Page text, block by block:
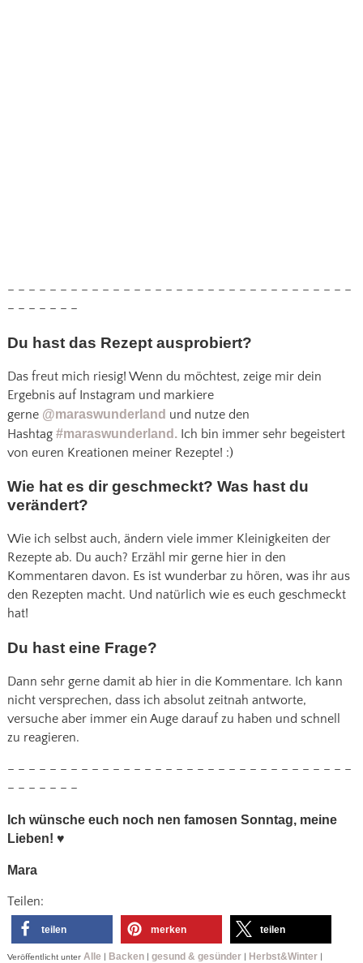
– – – – – – – – – – – – – – – – – – – – – – – – – – – – – – – – –
– – – – – – –
Du hast das Rezept ausprobiert?
Das freut mich riesig! Wenn du möchtest, zeige mir dein
Ergebnis auf Instagram und markiere
gerne @maraswunderland und nutze den
Hashtag #maraswunderland.Ich bin immer sehr begeistert
von euren Kreationen meiner Rezepte! :)
Wie hat es dir geschmeckt? Was hast du
verändert?
Wie ich selbst auch, ändern viele immer Kleinigkeiten der
Rezepte ab. Du auch? Erzähl mir gerne hier in den
Kommentaren davon. Es ist wunderbar zu hören, was ihr aus
den Rezepten macht. Und natürlich wie es euch geschmeckt
hat!
Du hast eine Frage?
Dann sehr gerne damit ab hier in die Kommentare. Ich kann
nicht versprechen, dass ich absolut zeitnah antworte,
versuche aber immer ein Auge darauf zu haben und schnell
zu reagieren.
– – – – – – – – – – – – – – – – – – – – – – – – – – – – – – – – –
– – – – – – –
Ich wünsche euch noch nen famosen Sonntag, meine
Lieben! ♥
Mara
Teilen:
teilen merken teilen
Veröffentlicht unter Alle Backen| gesund & gesünder| Herbst&Winter|